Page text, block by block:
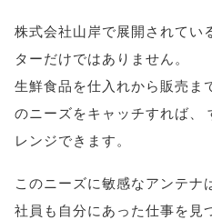
株式会社山岸で展開されてい
ターだけではありません。
生鮮食品を仕入れから販売ま
のニーズをキャッチすれば、
レンジできます。
このニーズに敏感なアンテナ
社員も自分にあった仕事を見